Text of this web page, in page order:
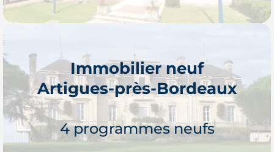
Je découvre
Immobilier neuf
Artigues-près-Bordeaux
4 programmes neufs